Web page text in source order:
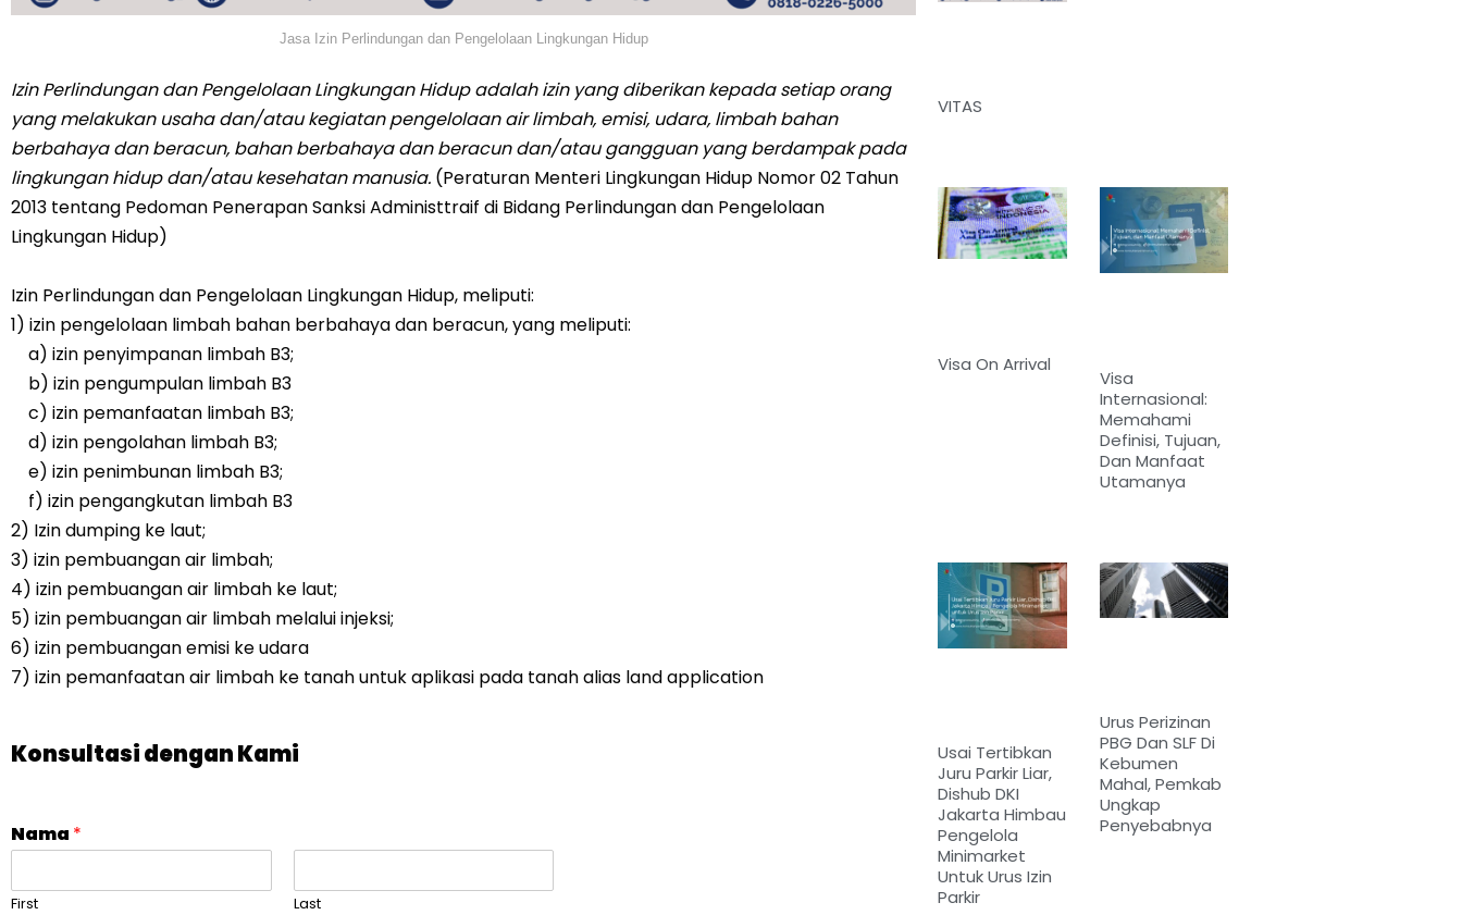
Jasa Izin Perlindungan dan Pengelolaan Lingkungan Hidup
Izin Perlindungan dan Pengelolaan Lingkungan Hidup adalah izin yang diberikan kepada setiap orang
yang melakukan usaha dan/atau kegiatan pengelolaan air limbah, emisi, udara, limbah bahan
berbahaya dan beracun, bahan berbahaya dan beracun dan/atau gangguan yang berdampak pada
lingkungan hidup dan/atau kesehatan manusia. (Peraturan Menteri Lingkungan Hidup Nomor 02 Tahun
2013 tentang Pedoman Penerapan Sanksi Administtraif di Bidang Perlindungan dan Pengelolaan
Lingkungan Hidup)
Izin Perlindungan dan Pengelolaan Lingkungan Hidup, meliputi:
1) izin pengelolaan limbah bahan berbahaya dan beracun, yang meliputi:
a) izin penyimpanan limbah B3;
b) izin pengumpulan limbah B3
c) izin pemanfaatan limbah B3;
d) izin pengolahan limbah B3;
e) izin penimbunan limbah B3;
f) izin pengangkutan limbah B3
2) Izin dumping ke laut;
3) izin pembuangan air limbah;
4) izin pembuangan air limbah ke laut;
5) izin pembuangan air limbah melalui injeksi;
6) izin pembuangan emisi ke udara
7) izin pemanfaatan air limbah ke tanah untuk aplikasi pada tanah alias land application
Konsultasi dengan Kami
Nama *
First Last
VITAS
Visa On Arrival
Visa
Internasional:
Memahami
Definisi, Tujuan,
Dan Manfaat
Utamanya
Usai Tertibkan
Juru Parkir Liar,
Dishub DKI
Jakarta Himbau
Pengelola
Minimarket
Untuk Urus Izin
Parkir
Urus Perizinan
PBG Dan SLF Di
Kebumen
Mahal, Pemkab
Ungkap
Penyebabnya